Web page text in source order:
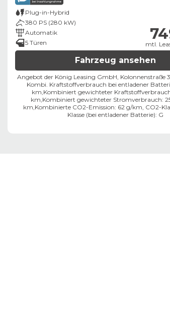
Plug-in-Hybrid
380 PS (280 kW)
Automatik
5 Türen
mtl.
Fahrzeug ansehen
Angebot der König Leasing GmbH, Kolonnenstraße
Kombi. Kraftstoffverbrauch bei entladener
km, Kombiniert gewichteter
km, Kombiniert gewichteter Stromverbrauch:
km, Kombinierte CO2-Emission: 62 g/km, CO2-
Klasse (bei entladener Batterie): G